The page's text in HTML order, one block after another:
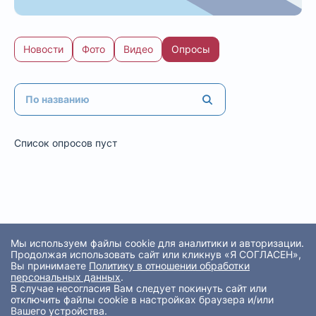
Новости Фото Видео Опросы
Список опросов пуст
Мы используем файлы cookie для аналитики и авторизации.
Продолжая использовать сайт или кликнув «Я СОГЛАСЕН»,
Вы принимаете Политику в отношении обработки
персональных данных.
В случае несогласия Вам следует покинуть сайт или
отключить файлы cookie в настройках браузера и/или
Вашего устройства.